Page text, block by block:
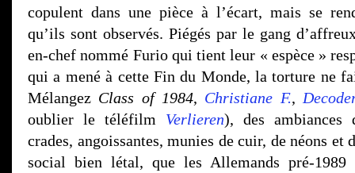
copulent dans une pièce à l’écart, mais se
qu’ils sont observés. Piégés par le gang
en-chef nommé Furio qui tient leur « espèce »
qui a mené à cette Fin du Monde, la torture ne
Mélangez Class of 1984, Christiane F.,
oublier le téléfilm Verlieren), des ambiances
crades, angoissantes, munies de cuir, de néons et
social bien létal, que les Allemands pré-1989